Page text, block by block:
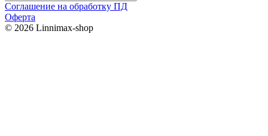
Соглашение на обработку ПД
Оферта
© 2026 Linnimax-shop